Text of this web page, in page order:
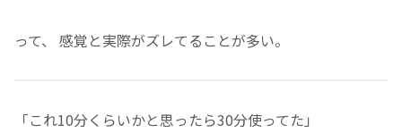
って、 感覚と実際がズレてることが多い。
「これ10分くらいかと思ったら30分使ってた」